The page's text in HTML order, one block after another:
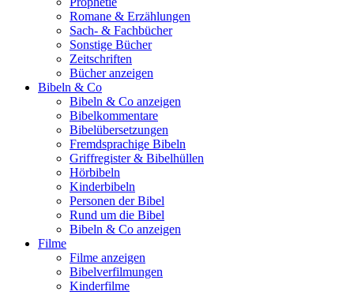
Romane & Erzählungen
Sach- & Fachbücher
Sonstige Bücher
Zeitschriften
Bücher anzeigen
Bibeln & Co
Bibeln & Co anzeigen
Bibelkommentare
Bibelübersetzungen
Fremdsprachige Bibeln
Griffregister & Bibelhüllen
Hörbibeln
Kinderbibeln
Personen der Bibel
Rund um die Bibel
Bibeln & Co anzeigen
Filme
Filme anzeigen
Bibelverfilmungen
Kinderfilme